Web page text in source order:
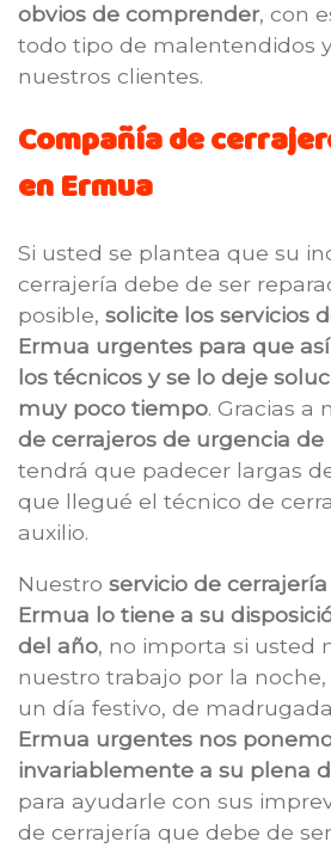
obvios de comprender, con
todo tipo de malentendidos
nuestros clientes.
Compañía de
en Ermua
Si usted se plantea que su
cerrajería debe de ser
posible, solicite los servicios
Ermua urgentes para que
los técnicos y se lo deje
muy poco tiempo. Gracias a
de cerrajeros de urgencia de
tendrá que padecer largas
que llegué el técnico de
auxilio.
Nuestro servicio de
Ermua lo tiene a su
del año, no importa si usted
nuestro trabajo por la
un día festivo, de
Ermua urgentes nos
invariablemente a su plena
para ayudarle con sus
de cerrajería que debe de